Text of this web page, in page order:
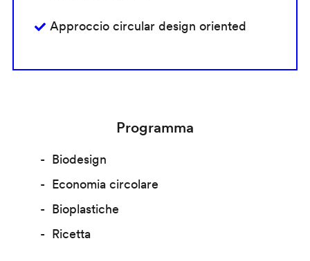
Approccio circular design oriented
Programma
Biodesign
Economia circolare
Bioplastiche
Ricetta